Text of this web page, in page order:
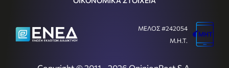
ΜΕΛΟΣ #242054
Μ.Η.Τ.